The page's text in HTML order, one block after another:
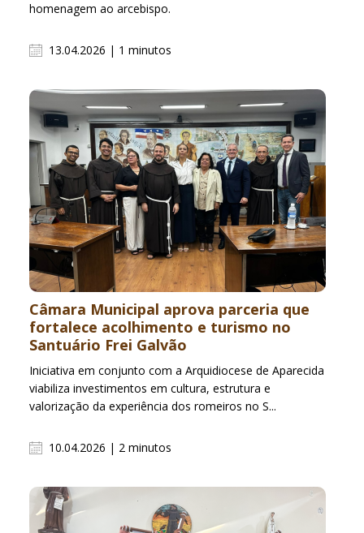
homenagem ao arcebispo.
13.04.2026 | 1 minutos
Câmara Municipal aprova parceria que
fortalece acolhimento e turismo no
Santuário Frei Galvão
Iniciativa em conjunto com a Arquidiocese de Aparecida
viabiliza investimentos em cultura, estrutura e
valorização da experiência dos romeiros no S...
10.04.2026 | 2 minutos